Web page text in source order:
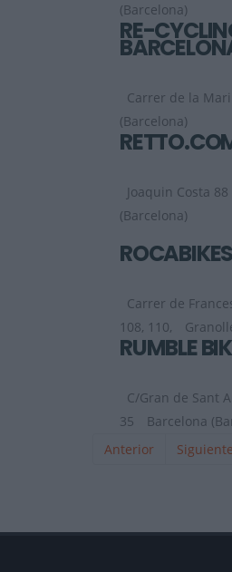
(Barcelona)
RE-
Carrer de la
(Barcelona)
Joaquin Costa 88
(Barcelona)
ROCABIKES
Carrer de
108, 110,
RUMBLE
C/Gran de Sant
35
Barcelona
Anterior
Siguiente